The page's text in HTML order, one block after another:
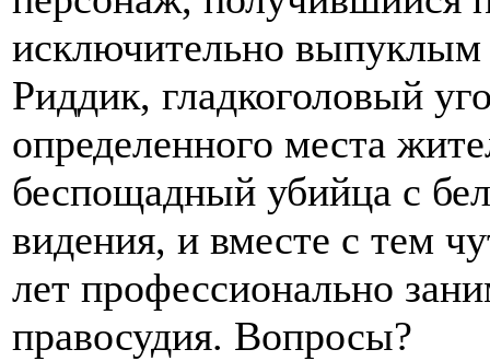
исключительно
Риддик, гладкоголовый
определенного места
беспощадный убийца с
видения, и вместе с тем
лет профессионально
правосудия. Вопросы?